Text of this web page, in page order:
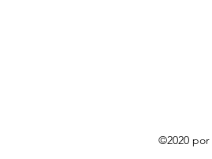
©2020 por